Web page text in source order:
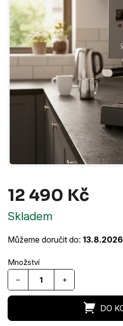
12 490 Kč
Skladem
Můžeme doručit do: 13.8.2026
+
−